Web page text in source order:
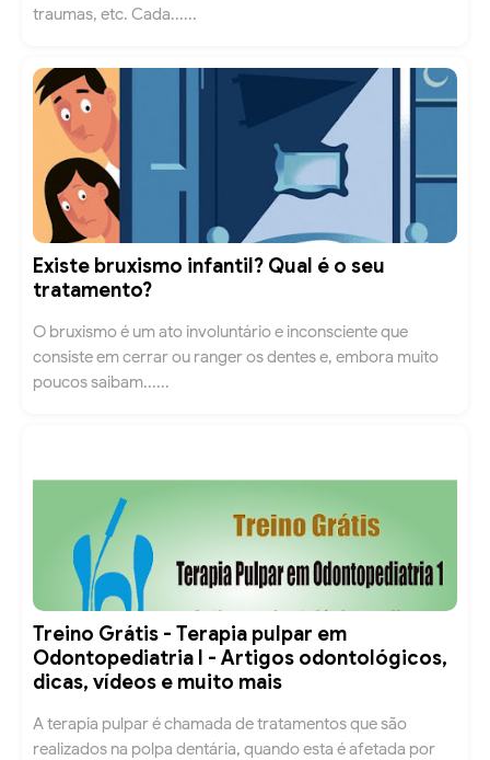
traumas, etc. Cada......
Existe bruxismo infantil? Qual é o seu
tratamento?
O bruxismo é um ato involuntário e inconsciente que
consiste em cerrar ou ranger os dentes e, embora muito
poucos saibam......
Treino Grátis - Terapia pulpar em
Odontopediatria I - Artigos odontológicos,
dicas, vídeos e muito mais
A terapia pulpar é chamada de tratamentos que são
realizados na polpa dentária, quando esta é afetada por